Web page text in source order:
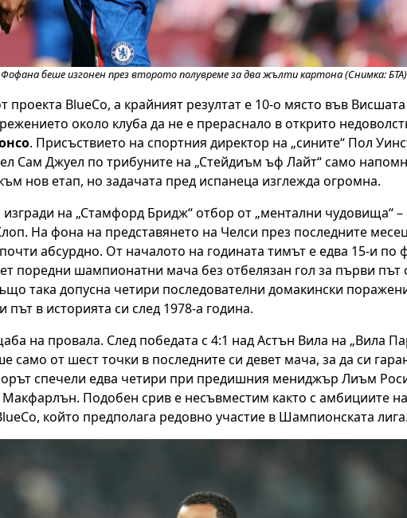
Фофана беше изгонен през второто полувреме за два жълти картона (Снимка: БТА)
проекта BlueCo, а крайният резултат е 10-о място във Висшата
около клуба да не е прераснало в открито
. Присъствието на спортния директор на „сините“ Пол
Сам Джуел по трибуните на „Стейдиъм ъф Лайт“ само
нов етап, но задачата пред испанеца изглежда огромна.
изгради на „Стамфорд Бридж“ отбор от „ментални чудовища“ –
На фона на представянето на Челси през последните
абсурдно. От началото на годината тимът е едва 15-и по
поредни шампионатни мача без отбелязан гол за първи път
така допусна четири последователни домакински
път в историята си след 1978-а година.
на провала. След победата с 4:1 над Астън Вила на „Вила
само от шест точки в последните си девет мача, за да си
спечели едва четири при предишния мениджър Лиъм
Подобен срив е несъвместим както с амбициите
който предполага редовно участие в Шампионската лига.